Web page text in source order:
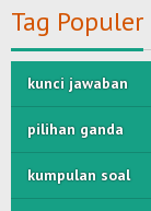
Tag Populer
kunci jawaban
pilihan ganda
kumpulan soal